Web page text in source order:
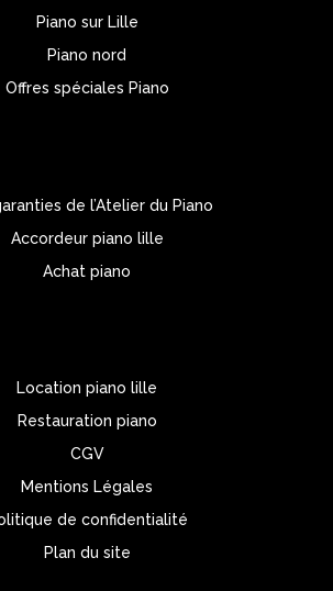
Piano sur Lille
Piano nord
Offres spéciales Piano
de l’Atelier du Piano
Accordeur piano lille
Achat piano
Location piano lille
Restauration piano
CGV
Mentions Légales
de confidentialité
Plan du site